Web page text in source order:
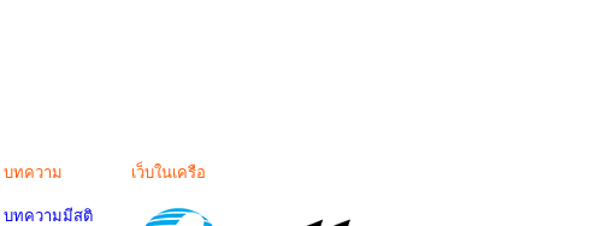
บทความ
บทความมีสติ
เว็บในเครือ